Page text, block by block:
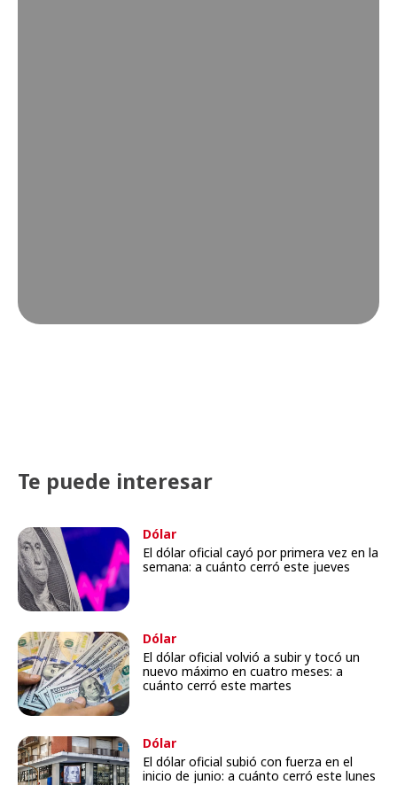
Te puede interesar
Dólar
El dólar oficial cayó por primera vez en la
semana: a cuánto cerró este jueves
Dólar
El dólar oficial volvió a subir y tocó un
nuevo máximo en cuatro meses: a
cuánto cerró este martes
Dólar
El dólar oficial subió con fuerza en el
inicio de junio: a cuánto cerró este lunes